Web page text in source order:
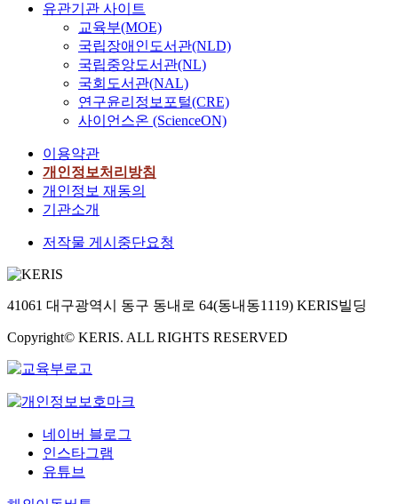
유관기관 사이트
교육부(MOE)
국립장애인도서관(NLD)
국립중앙도서관(NL)
국회도서관(NAL)
연구윤리정보포털(CRE)
사이언스온 (ScienceON)
이용약관
개인정보처리방침
개인정보 재동의
기관소개
저작물 게시중단요청
41061 대구광역시 동구 동내로 64(동내동1119) KERIS빌딩
Copyright© KERIS. ALL RIGHTS RESERVED
네이버 블로그
인스타그램
유튜브